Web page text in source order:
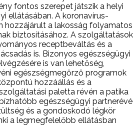
fontos szerepet játszik a helyi
ellátásában. A koronavírus-
hozzájárult a lakosság folyamatos
biztosításához. A szolgáltatások
receptbeváltás és a
is. Bizonyos egészségügyi
is van lehetőség,
egészségmegőrző programok
hozzáállás és a
paletta révén a patika
egészségügyi partnerévé
és a gondoskodó légkör
a legmegfelelőbb ellátásban